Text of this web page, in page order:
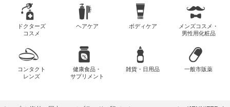
ドクターズ
コスメ
ヘアケア ボディケア
メンズコスメ・
男性用化粧品
コンタクト
レンズ
健康食品・
サプリメント
雑貨・日用品 一般市販薬